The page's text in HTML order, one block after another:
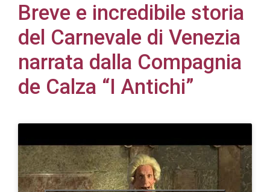
Breve e incredibile storia
del Carnevale di Venezia
narrata dalla Compagnia
de Calza “I Antichi”
Acconsento
all'uso dei
miei dati
con il
decreto
legislativo